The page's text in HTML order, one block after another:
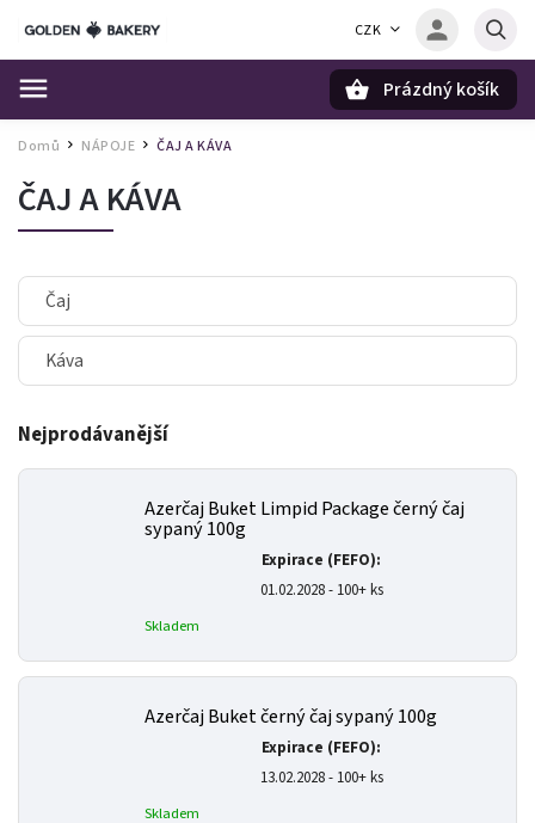
CZK
Prázdný košík
Domů / NÁPOJE / ČAJ A KÁVA
ČAJ A KÁVA
Čaj
Káva
Nejprodávanější
Azerčaj Buket Limpid Package černý čaj
sypaný 100g
Expirace (FEFO):
01.02.2028 - 100+ ks
Skladem
Azerčaj Buket černý čaj sypaný 100g
Expirace (FEFO):
13.02.2028 - 100+ ks
Skladem